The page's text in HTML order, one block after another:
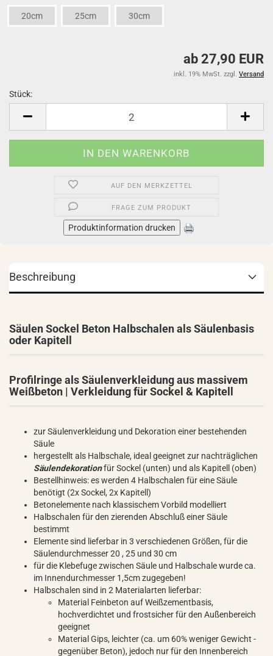
20cm 25cm 30cm
ab 27,90 EUR
inkl. 19% MwSt. zzgl. Versand
Stück:
AUF DEN MERKZETTEL
FRAGE ZUM PRODUKT
Produktinformation drucken
Beschreibung
Säulen Sockel Beton Halbschalen als Säulenbasis
oder Kapitell
Profilringe als Säulenverkleidung aus massivem
Weißbeton | Verkleidung für Sockel & Kapitell
zur Säulenverkleidung und Dekoration einer bestehenden
Säule
hergestellt als Halbschale, ideal geeignet zur nachträglichen
Säulendekorationfür Sockel (unten) und als Kapitell (oben)
Bestellhinweis: es werden 4 Halbschalen für eine Säule
benötigt (2x Sockel, 2x Kapitell)
Betonelemente nach klassischem Vorbild modelliert
Halbschalen für den zierenden Abschluß einer Säule
bestimmt
Elemente sind lieferbar in 3 verschiedenen Größen, für die
Säulendurchmesser 20 , 25 und 30 cm
für die Klebefuge zwischen Säule und Halbschale wurde ca.
im Innendurchmesser 1,5cm zugegeben!
Halbschalen sind in 2 Materialarten lieferbar:
Material Feinbeton auf Weißzementbasis,
hochverdichtet und frostsicher für den Außenbereich
geeignet
Material Gips, leichter (ca. um 60% weniger Gewicht -
gegenüber Beton), jedoch nur für den Innenbereich